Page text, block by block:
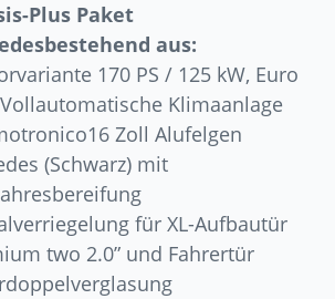
Plus Paket
aus:
170 PS / 125 kW, Euro
Klimaanlage
Zoll Alufelgen
(Schwarz) mit
für XL-Aufbautür
two 2.0” und Fahrertür